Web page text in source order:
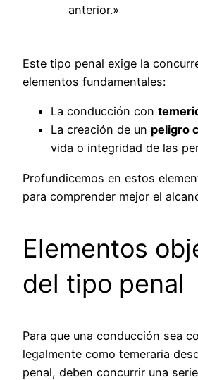
anterior.»
Este tipo penal exige la
elementos fundamentales:
La conducción con
La creación de un peligro
vida o integridad de las
Profundicemos en estos
para comprender mejor el
Elementos
del tipo penal
Para que una conducción sea
legalmente como temeraria
penal, deben concurrir una